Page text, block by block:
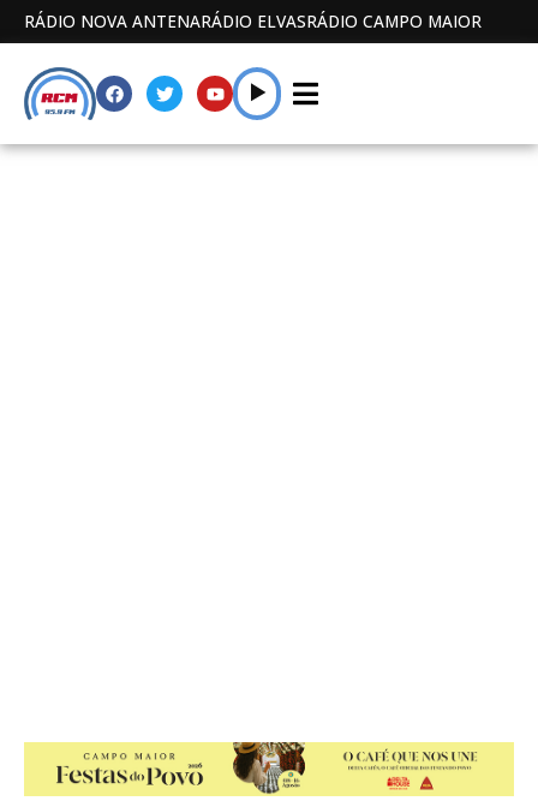
RÁDIO NOVA ANTENARÁDIO ELVASRÁDIO CAMPO MAIOR